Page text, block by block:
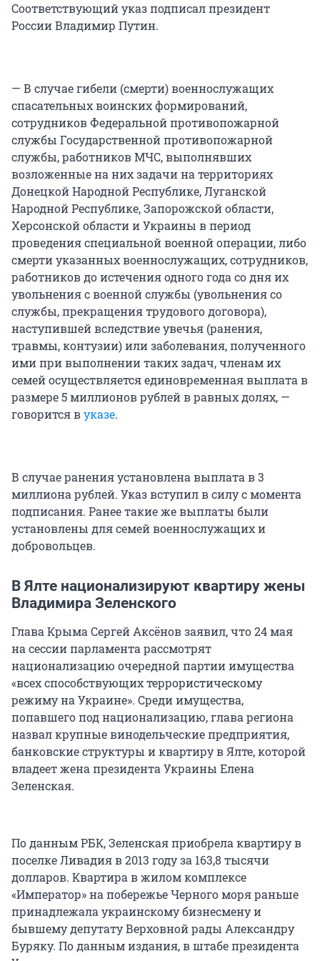
Соответствующий указ подписал президент
России Владимир Путин.
— В случае гибели (смерти) военнослужащих
спасательных воинских формирований,
сотрудников Федеральной противопожарной
службы Государственной противопожарной
службы, работников МЧС, выполнявших
возложенные на них задачи на территориях
Донецкой Народной Республике, Луганской
Народной Республике, Запорожской области,
Херсонской области и Украины в период
проведения специальной военной операции, либо
смерти указанных военнослужащих, сотрудников,
работников до истечения одного года со дня их
увольнения с военной службы (увольнения co
службы, прекращения трудового договора),
наступившей вследствие увечья (ранения,
травмы, контузии) или заболевания, полученного
ими при выполнении таких задач, членам их
семей осуществляется единовременная выплата в
размере 5 миллионов рублей в равных долях, —
говорится вуказе.
В случае ранения установлена выплата в 3
миллиона рублей. Указ вступил в силу с момента
подписания. Ранее такие же выплаты были
установлены для семей военнослужащих и
добровольцев.
В Ялте национализируют квартиру жены
Владимира Зеленского
Глава Крыма Сергей Аксёнов заявил, что 24 мая
на сессии парламента рассмотрят
национализацию очередной партии имущества
«всех способствующих террористическому
режиму на Украине». Среди имущества,
попавшего под национализацию, глава региона
назвал крупные винодельческие предприятия,
банковские структуры и квартиру в Ялте, которой
владеет жена президента Украины Елена
Зеленская.
По данным РБК, Зеленская приобрела квартиру в
поселке Ливадия в 2013 году за 163,8 тысячи
долларов. Квартира в жилом комплексе
«Император» на побережье Черного моря раньше
принадлежала украинскому бизнесмену и
бывшему депутату Верховной рады Александру
Буряку. По данным издания, в штабе президента